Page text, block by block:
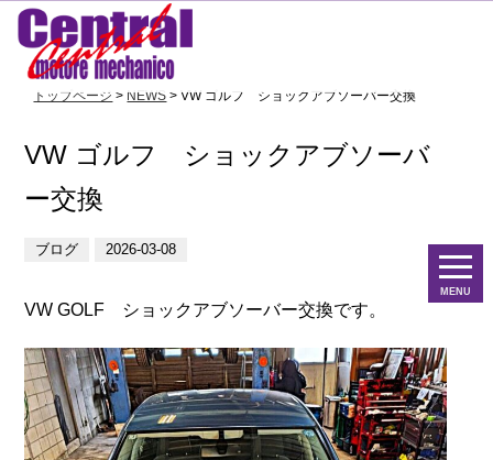
MENU
トップページ > NEWS > VW ゴルフ ショックアブソーバー交換
VW ゴルフ ショックアブソーバ
ー交換
ブログ 2026-03-08
VW GOLF ショックアブソーバー交換です。